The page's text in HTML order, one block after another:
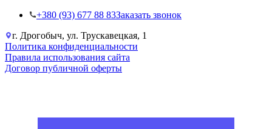
+38‎0 (93) 677 88 83Заказать звонок
г. Дрогобыч, ул. Трускавецкая, 1
Политика конфиденциальности
Правила использования сайта
Договор публичной оферты